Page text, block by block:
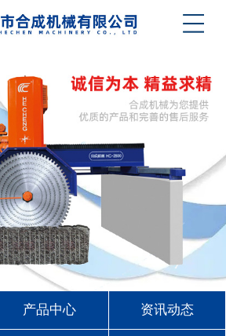
产品中心 资讯动态